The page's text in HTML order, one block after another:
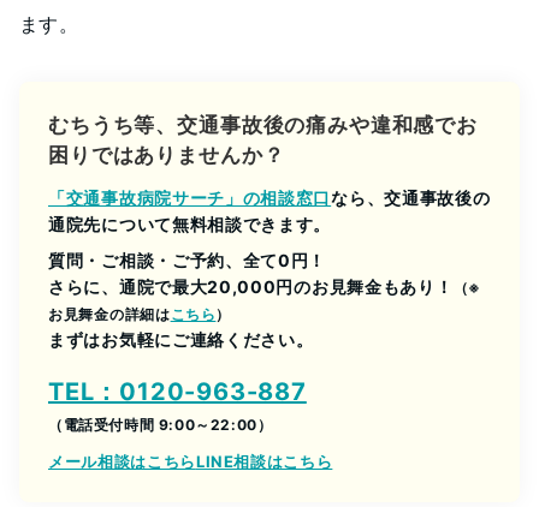
ます。
むちうち等、交通事故後の痛みや違和感でお
困りではありませんか？
「交通事故病院サーチ」の相談窓口なら、交通事故後の
通院先について無料相談できます。
質問・ご相談・ご予約、全て0円！
さらに、通院で最大20,000円のお見舞金もあり！
（※
お見舞金の詳細はこちら ）
まずはお気軽にご連絡ください。
TEL：0120-963-887
（電話受付時間 9:00～22:00）
メール相談はこちらLINE相談はこちら